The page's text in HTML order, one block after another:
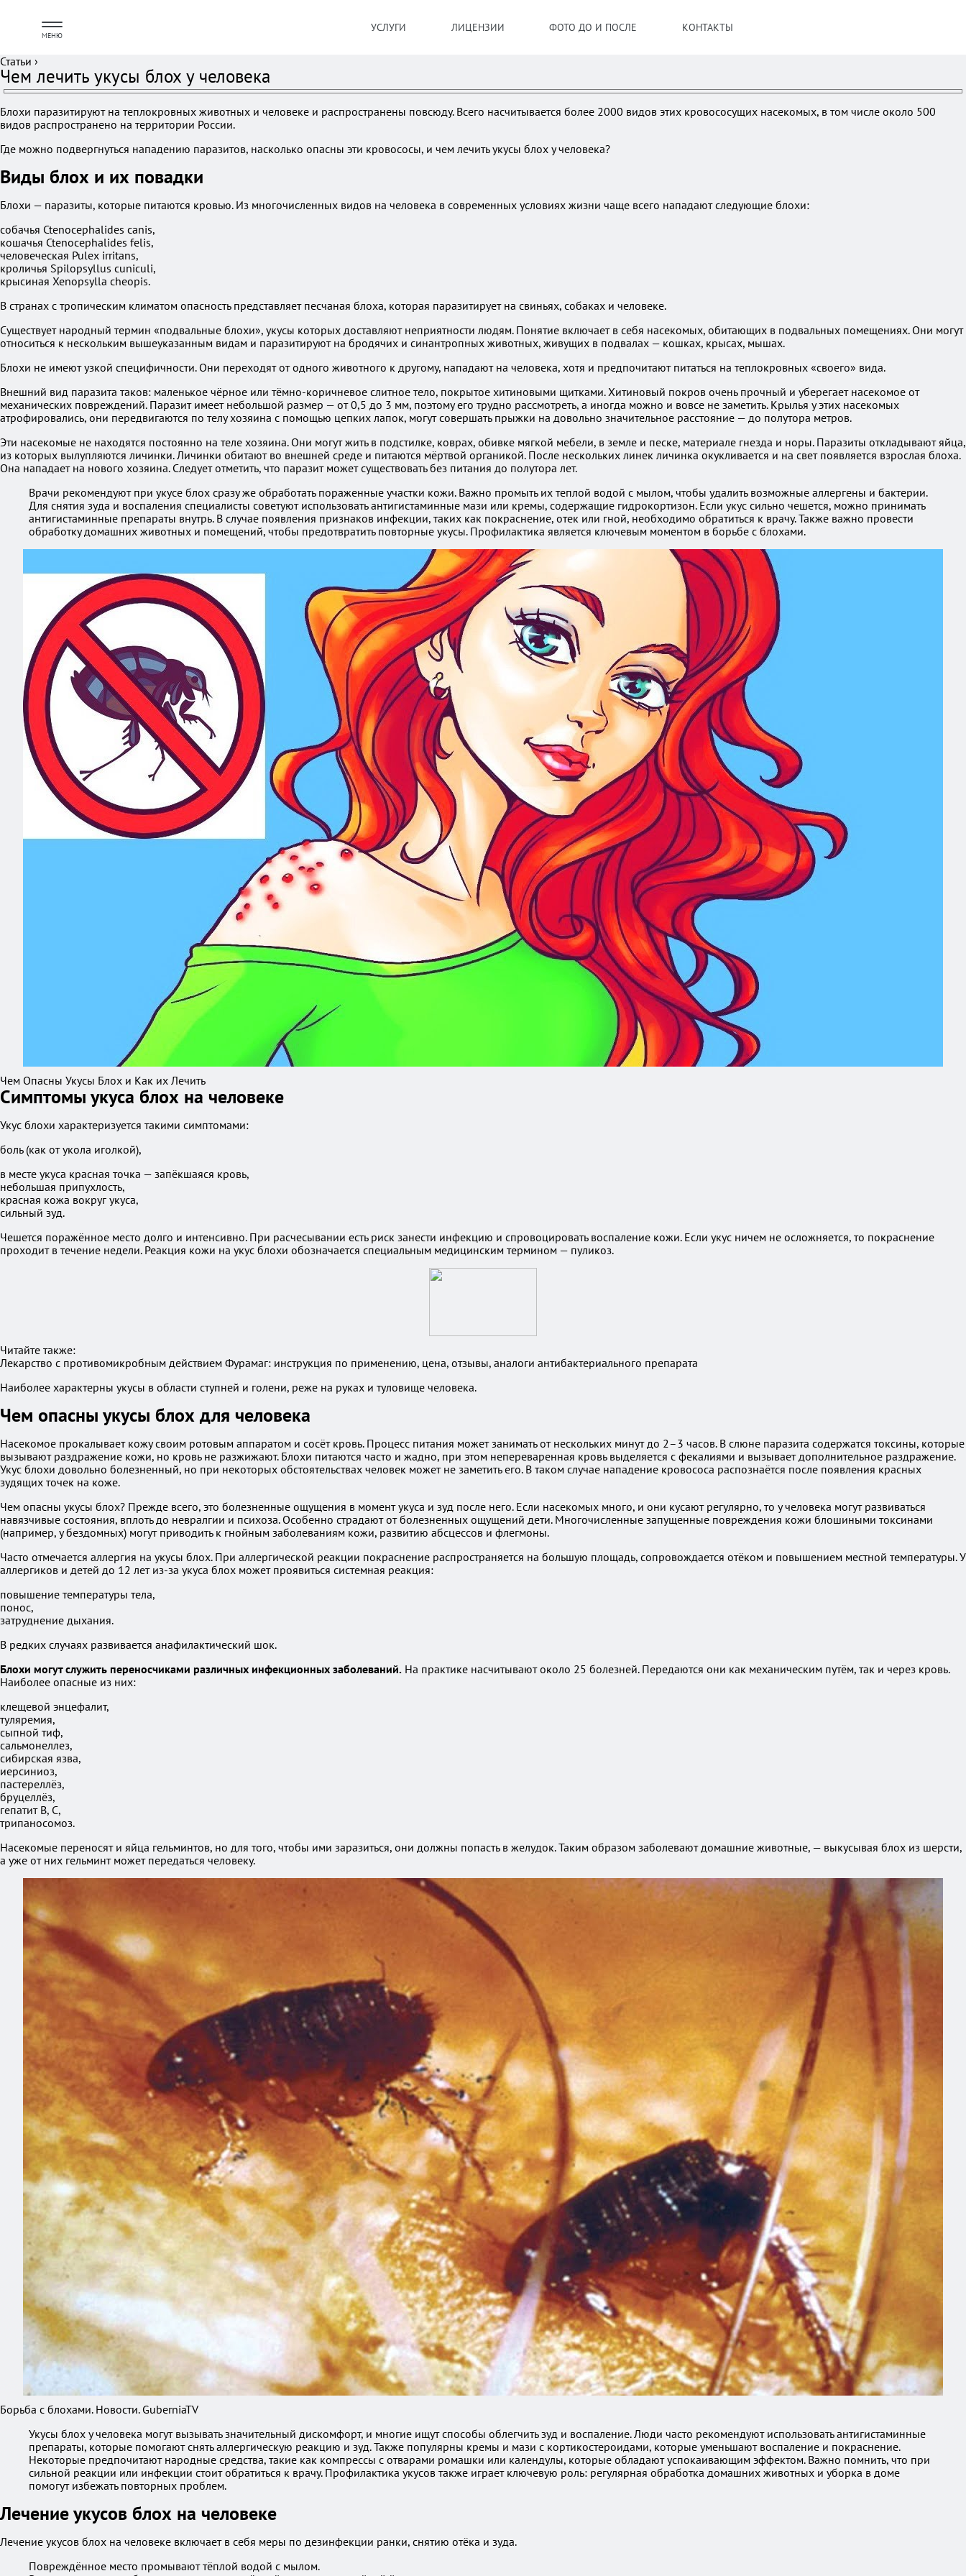
МЕНЮ
УСЛУГИ ЛИЦЕНЗИИ ФОТО ДО И ПОСЛЕ КОНТАКТЫ
Статьи ›
Чем лечить укусы блох у человека
Блохи паразитируют на теплокровных животных и человеке и распространены повсюду. Всего насчитывается более 2000 видов этих кровососущих насекомых, в том числе около 500
видов распространено на территории России.
Где можно подвергнуться нападению паразитов, насколько опасны эти кровососы, и чем лечить укусы блох у человека?
Виды блох и их повадки
Блохи — паразиты, которые питаются кровью. Из многочисленных видов на человека в современных условиях жизни чаще всего нападают следующие блохи:
собачья Ctenocephalides canis,
кошачья Ctenocephalides felis,
человеческая Pulex irritans,
кроличья Spilopsyllus cuniculi,
крысиная Xenopsylla cheopis.
В странах с тропическим климатом опасность представляет песчаная блоха, которая паразитирует на свиньях, собаках и человеке.
Существует народный термин «подвальные блохи», укусы которых доставляют неприятности людям. Понятие включает в себя насекомых, обитающих в подвальных помещениях. Они могут
относиться к нескольким вышеуказанным видам и паразитируют на бродячих и синантропных животных, живущих в подвалах — кошках, крысах, мышах.
Блохи не имеют узкой специфичности. Они переходят от одного животного к другому, нападают на человека, хотя и предпочитают питаться на теплокровных «своего» вида.
Внешний вид паразита таков: маленькое чёрное или тёмно-коричневое слитное тело, покрытое хитиновыми щитками. Хитиновый покров очень прочный и уберегает насекомое от
механических повреждений. Паразит имеет небольшой размер — от 0,5 до 3 мм, поэтому его трудно рассмотреть, а иногда можно и вовсе не заметить. Крылья у этих насекомых
атрофировались, они передвигаются по телу хозяина с помощью цепких лапок, могут совершать прыжки на довольно значительное расстояние — до полутора метров.
Эти насекомые не находятся постоянно на теле хозяина. Они могут жить в подстилке, коврах, обивке мягкой мебели, в земле и песке, материале гнезда и норы. Паразиты откладывают яйца,
из которых вылупляются личинки. Личинки обитают во внешней среде и питаются мёртвой органикой. После нескольких линек личинка окукливается и на свет появляется взрослая блоха.
Она нападает на нового хозяина. Следует отметить, что паразит может существовать без питания до полутора лет.
Врачи рекомендуют при укусе блох сразу же обработать пораженные участки кожи. Важно промыть их теплой водой с мылом, чтобы удалить возможные аллергены и бактерии.
Для снятия зуда и воспаления специалисты советуют использовать антигистаминные мази или кремы, содержащие гидрокортизон. Если укус сильно чешется, можно принимать
антигистаминные препараты внутрь. В случае появления признаков инфекции, таких как покраснение, отек или гной, необходимо обратиться к врачу. Также важно провести
обработку домашних животных и помещений, чтобы предотвратить повторные укусы. Профилактика является ключевым моментом в борьбе с блохами.
Чем Опасны Укусы Блох и Как их Лечить
Симптомы укуса блох на человеке
Укус блохи характеризуется такими симптомами:
боль (как от укола иголкой),
в месте укуса красная точка — запёкшаяся кровь,
небольшая припухлость,
красная кожа вокруг укуса,
сильный зуд.
Чешется поражённое место долго и интенсивно. При расчесывании есть риск занести инфекцию и спровоцировать воспаление кожи. Если укус ничем не осложняется, то покраснение
проходит в течение недели. Реакция кожи на укус блохи обозначается специальным медицинским термином — пуликоз.
Читайте также:
Лекарство с противомикробным действием Фурамаг: инструкция по применению, цена, отзывы, аналоги антибактериального препарата
Наиболее характерны укусы в области ступней и голени, реже на руках и туловище человека.
Чем опасны укусы блох для человека
Насекомое прокалывает кожу своим ротовым аппаратом и сосёт кровь. Процесс питания может занимать от нескольких минут до 2–3 часов. В слюне паразита содержатся токсины, которые
вызывают раздражение кожи, но кровь не разжижают. Блохи питаются часто и жадно, при этом непереваренная кровь выделяется с фекалиями и вызывает дополнительное раздражение.
Укус блохи довольно болезненный, но при некоторых обстоятельствах человек может не заметить его. В таком случае нападение кровососа распознаётся после появления красных
зудящих точек на коже.
Чем опасны укусы блох? Прежде всего, это болезненные ощущения в момент укуса и зуд после него. Если насекомых много, и они кусают регулярно, то у человека могут развиваться
навязчивые состояния, вплоть до невралгии и психоза. Особенно страдают от болезненных ощущений дети. Многочисленные запущенные повреждения кожи блошиными токсинами
(например, у бездомных) могут приводить к гнойным заболеваниям кожи, развитию абсцессов и флегмоны.
Часто отмечается аллергия на укусы блох. При аллергической реакции покраснение распространяется на большую площадь, сопровождается отёком и повышением местной температуры. У
аллергиков и детей до 12 лет из-за укуса блох может проявиться системная реакция:
повышение температуры тела,
понос,
затруднение дыхания.
В редких случаях развивается анафилактический шок.
Блохи могут служить переносчиками различных инфекционных заболеваний. На практике насчитывают около 25 болезней. Передаются они как механическим путём, так и через кровь.
Наиболее опасные из них:
клещевой энцефалит,
туляремия,
сыпной тиф,
сальмонеллез,
сибирская язва,
иерсиниоз,
пастереллёз,
бруцеллёз,
гепатит B, C,
трипаносомоз.
Насекомые переносят и яйца гельминтов, но для того, чтобы ими заразиться, они должны попасть в желудок. Таким образом заболевают домашние животные, — выкусывая блох из шерсти,
а уже от них гельминт может передаться человеку.
Борьба с блохами. Новости. GuberniaTV
Укусы блох у человека могут вызывать значительный дискомфорт, и многие ищут способы облегчить зуд и воспаление. Люди часто рекомендуют использовать антигистаминные
препараты, которые помогают снять аллергическую реакцию и зуд. Также популярны кремы и мази с кортикостероидами, которые уменьшают воспаление и покраснение.
Некоторые предпочитают народные средства, такие как компрессы с отварами ромашки или календулы, которые обладают успокаивающим эффектом. Важно помнить, что при
сильной реакции или инфекции стоит обратиться к врачу. Профилактика укусов также играет ключевую роль: регулярная обработка домашних животных и уборка в доме
помогут избежать повторных проблем.
Лечение укусов блох на человеке
Лечение укусов блох на человеке включает в себя меры по дезинфекции ранки, снятию отёка и зуда.
Повреждённое место промывают тёплой водой с мылом.